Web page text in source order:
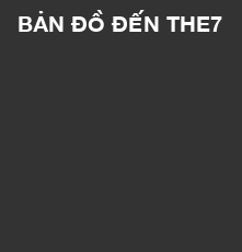
BẢN ĐỒ ĐẾN THE7